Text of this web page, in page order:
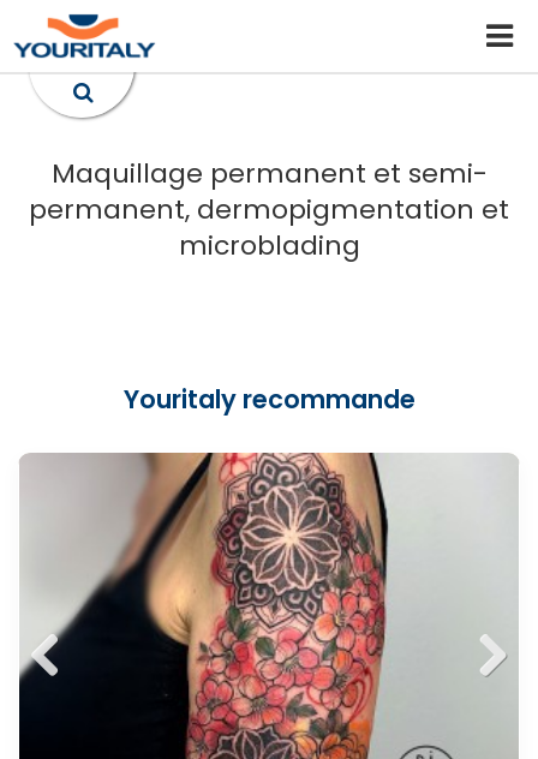
Maquillage permanent et semi-
permanent, dermopigmentation et
microblading
Youritaly recommande